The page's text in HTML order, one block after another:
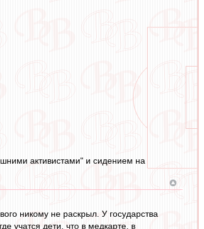
активистами" и сидением на
никому не раскрыл. У государства
учатся дети, что в медкарте, в